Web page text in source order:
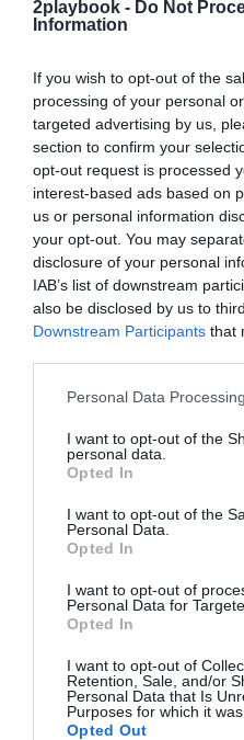
2playbook - Do Not
Information
If you wish to opt-out of the
processing of your personal
targeted advertising by us,
section to confirm your
opt-out request is processed
interest-based ads based on
us or personal information
your opt-out. You may
disclosure of your personal
IAB’s list of downstream
also be disclosed by us to
Downstream Participants that
Personal Data
I want to opt-out of the
personal data.
Opted In
I want to opt-out of the
Personal Data.
Opted In
I want to opt-out of
Personal Data for
Opted In
I want to opt-out of
Retention, Sale, and/or
Personal Data that Is
Purposes for which it was
Opted Out
Índex
CDO Fitness -
4.600 en los próximos
al norte de la capital de la
Sobre Intelligence 2P
Intelligence 2Pes la
inteligencia de mercado de
de datos monitoriza en
centenar de cadenas de
comparar el rendimiento
distintas líneas de actividad.
La plataforma incluye
16.000 centros deportivos
Francia, categorizados por
de negocio, servicios y
información, contacta con
de forma gratuita
Mantente informado con las
Compartir